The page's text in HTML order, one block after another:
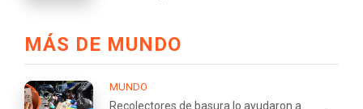
MÁS DE MUNDO
MUNDO
Recolectores de basura lo ayudaron a